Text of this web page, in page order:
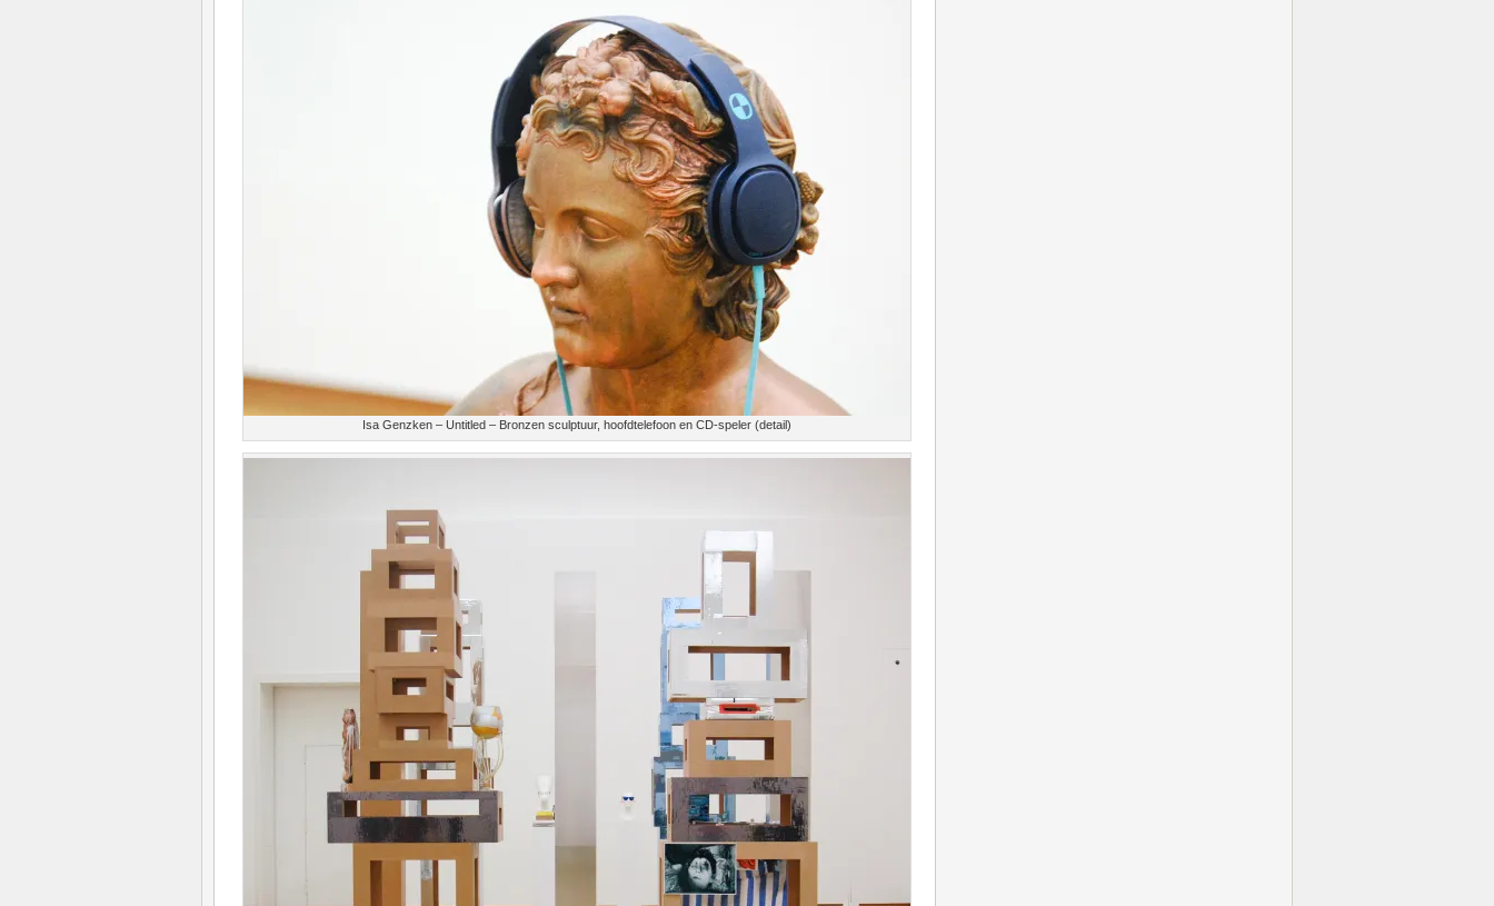
Isa Genzken – Untitled – Bronzen sculptuur, hoofdtelefoon en CD-speler (detail)